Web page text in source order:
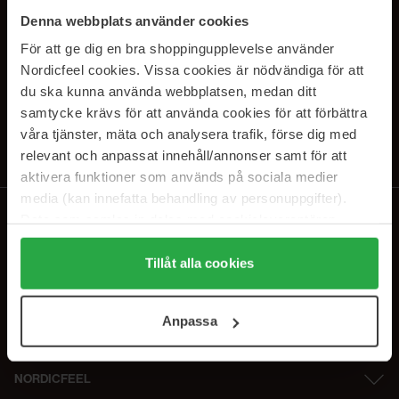
Denna webbplats använder cookies
För att ge dig en bra shoppingupplevelse använder
Nordicfeel cookies. Vissa cookies är nödvändiga för att
du ska kunna använda webbplatsen, medan ditt
samtycke krävs för att använda cookies för att förbättra
våra tjänster, mäta och analysera trafik, förse dig med
relevant och anpassat innehåll/annonser samt för att
aktivera funktioner som används på sociala medier
media (kan innefatta behandling av personuppgifter).
Genom att trycka på "Tillåt alla cookies" accepterar du
alla cookies, medan du under "Detaljer" kan anpassa
användningen av cookies. Du kan när som helst återkalla
samt vår Integritetspolicy.
Tillåt alla cookies
Anpassa
PRENUMERERA PÅ VÅRA
NYHETSBREV
Genom att prenumerera accepterar du vårIntegritetspolicy.
Avprenumerera när som helst.
NORDICFEEL